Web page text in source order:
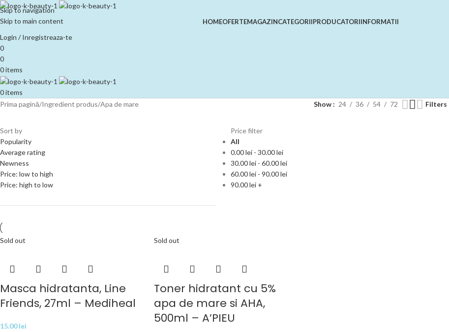
Skip to navigation
Skip to main content
HOMEOFERTEMAGAZINCATEGORIIPRODUCATORIINFORMATII
Login / Inregistreaza-te
0
0
0items
0items
Prima pagină Ingredient produs Apa de mare Show 24 36 54 72 Filters
Sort by
Popularity
Average rating
Newness
Price: low to high
Price: high to low
Price filter
All
0.00lei -30.00lei
30.00lei -60.00lei
60.00lei -90.00lei
90.00lei +
Sold out
Masca hidratanta, Line
Friends, 27ml – Mediheal
15.00lei
Sold out
Toner hidratant cu 5%
apa de mare si AHA,
500ml – A’PIEU